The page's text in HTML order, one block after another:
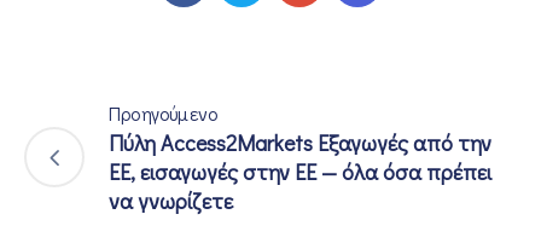
Προηγούμενο
Πύλη Access2Markets Εξαγωγές από την
ΕΕ, εισαγωγές στην ΕΕ — όλα όσα πρέπει
να γνωρίζετε